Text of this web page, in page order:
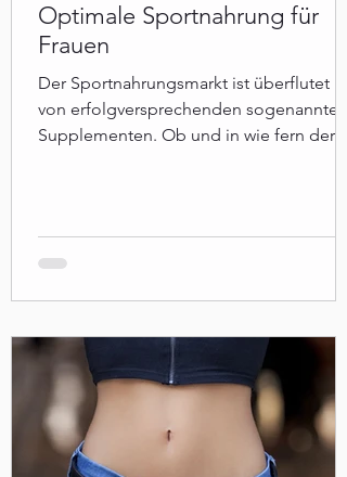
Optimale Sportnahrung für
Frauen
Der Sportnahrungsmarkt ist überflutet
von erfolgversprechenden sogenannten
Supplementen. Ob und in wie fern der